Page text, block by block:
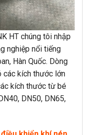
HT chúng tôi nhập
nghiệp nổi tiếng
Hàn Quốc. Dòng
các kích thước lớn
kích thước từ bé
DN50, DN65,